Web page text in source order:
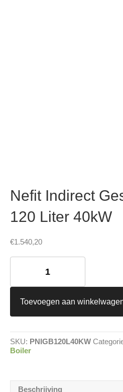
Nefit Indirect
120 Liter 40kW
€1.540,20
Nefit
Boiler
120
Liter
40kW
Toevoegen aan
SKU: PNIGB120L40KW
Boiler
Beschrijving